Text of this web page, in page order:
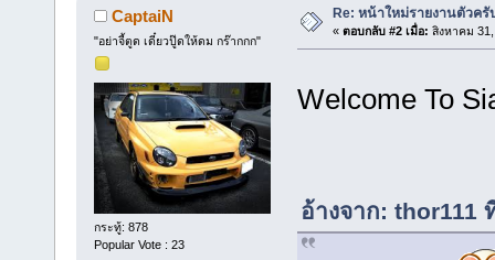
CaptaiN
"อย่าจี้ตูด เดี๋ยวปู๊ดให้ดม กร๊ากกก"
กระทู้: 878
Popular Vote : 23
Re: หน้าใหม่รายงานตัวครั
« ตอบกลับ #2 เมื่อ: สิงหาคม
Welcome To
อ้างจาก: thor111